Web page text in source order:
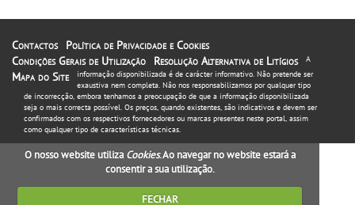
Contactos
Política de Privacidade e Cookies
Condições Gerais de Utilização
Resolução Alternativa de Litígios
Mapa do Site
A
informação disponibilizada é de carácter informativo. Não pretende ser
exaustiva nem completa. Não nos responsabilizamos por qualquer tipo
de incorrecção, embora tenhamos a preocupação de que a informação disponibilizada
seja o mais correcta possível. Os preços, quando existentes, são indicativos e devem ser
confirmados com os respectivos fornecedores ou marcas presentes neste portal, assim
como qualquer tipo de características técnicas.
O nosso website utiliza Cookies. Ao navegar no website estará a
consentir a sua utilização.
FECHAR